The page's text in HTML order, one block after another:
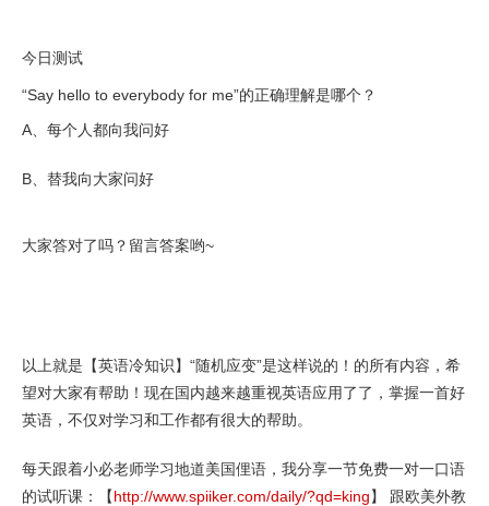
今日测试
“Say hello to everybody for me”的正确理解是哪个？
A、每个人都向我问好
B、替我向大家问好
大家答对了吗？留言答案哟~
以上就是【英语冷知识】“随机应变”是这样说的！的所有内容，希
望对大家有帮助！现在国内越来越重视英语应用了了，掌握一首好
英语，不仅对学习和工作都有很大的帮助。
每天跟着小必老师学习地道美国俚语，我分享一节免费一对一口语
的试听课：【http://www.spiiker.com/daily/?qd=king】 跟欧美外教